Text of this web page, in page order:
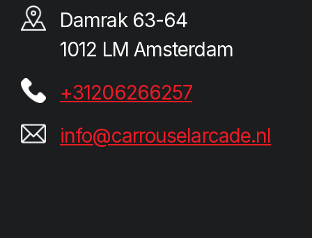
Damrak 63-64
1012 LM Amsterdam
+31206266257
info@carrouselarcade.nl